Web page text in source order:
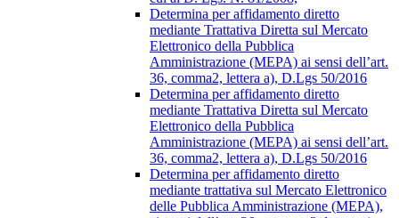
Determina per affidamento diretto
mediante Trattativa Diretta sul Mercato
Elettronico della Pubblica
Amministrazione (MEPA) ai sensi dell’art.
36, comma2, lettera a), D.Lgs 50/2016
Determina per affidamento diretto
mediante Trattativa Diretta sul Mercato
Elettronico della Pubblica
Amministrazione (MEPA) ai sensi dell’art.
36, comma2, lettera a), D.Lgs 50/2016
Determina per affidamento diretto
mediante trattativa sul Mercato Elettronico
delle Pubblica Amministrazione (MEPA),